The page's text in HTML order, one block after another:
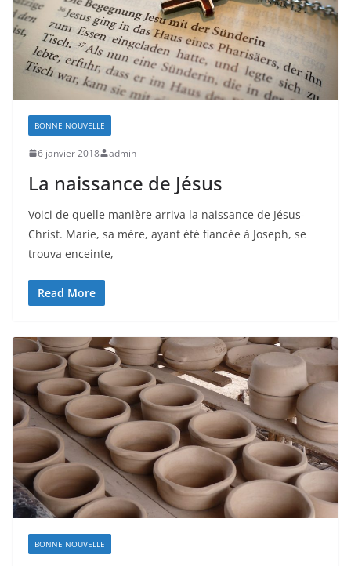
BONNE NOUVELLE
6 janvier 2018 admin
La naissance de Jésus
Voici de quelle manière arriva la naissance de Jésus-
Christ. Marie, sa mère, ayant été fiancée à Joseph, se
trouva enceinte,
Read More
BONNE NOUVELLE